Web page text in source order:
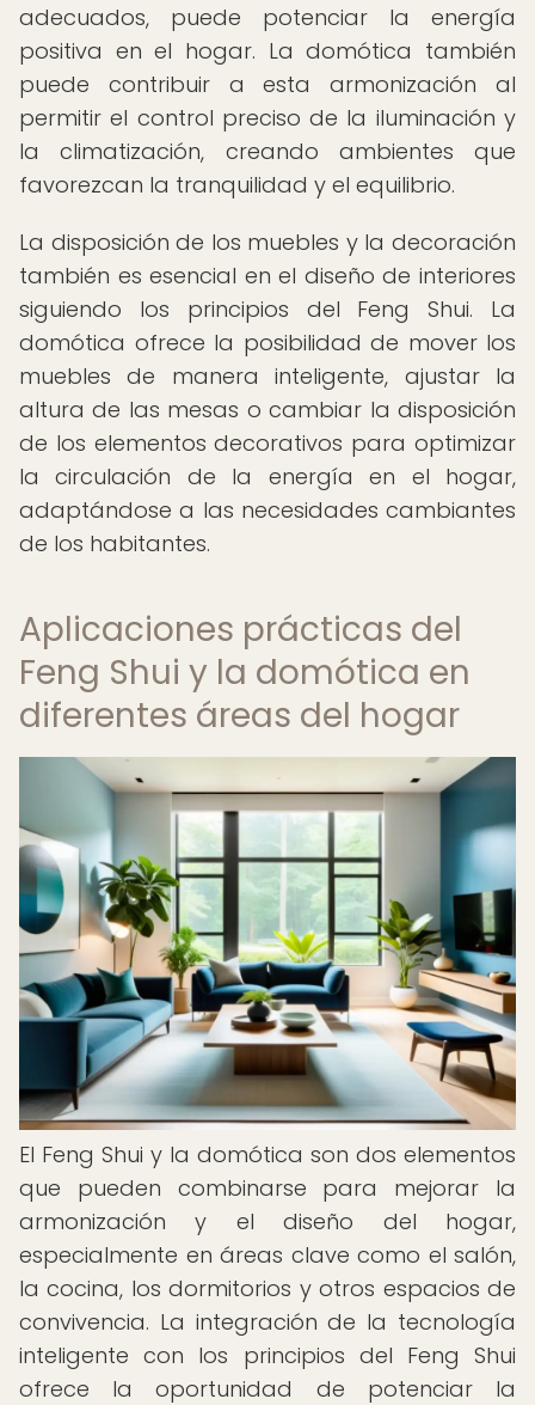
adecuados, puede potenciar la energía
positiva en el hogar. La domótica también
puede contribuir a esta armonización al
permitir el control preciso de la iluminación y
la climatización, creando ambientes que
favorezcan la tranquilidad y el equilibrio.
La disposición de los muebles y la decoración
también es esencial en el diseño de interiores
siguiendo los principios del Feng Shui. La
domótica ofrece la posibilidad de mover los
muebles de manera inteligente, ajustar la
altura de las mesas o cambiar la disposición
de los elementos decorativos para optimizar
la circulación de la energía en el hogar,
adaptándose a las necesidades cambiantes
de los habitantes.
Aplicaciones prácticas del
Feng Shui y la domótica en
diferentes áreas del hogar
El Feng Shui y la domótica son dos elementos
que pueden combinarse para mejorar la
armonización y el diseño del hogar,
especialmente en áreas clave como el salón,
la cocina, los dormitorios y otros espacios de
convivencia. La integración de la tecnología
inteligente con los principios del Feng Shui
ofrece la oportunidad de potenciar la